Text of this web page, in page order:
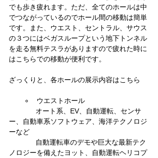
でも歩き疲れます。ただ、全てのホールは中
でつながっているのでホール間の移動は簡単
です。また、ウエスト、セントラル、サウス
の３つにはベガスループという地下トンネル
を走る無料テスラがありますので疲れた時に
はこちらでの移動が便利です。
ざっくりと、各ホールの展示内容はこちら
ウエストホール
ー、自動車系ソフトウェア、海洋テクノロジ
ーなど
ノロジーを備えたヨット、自動運転ヘリコプ